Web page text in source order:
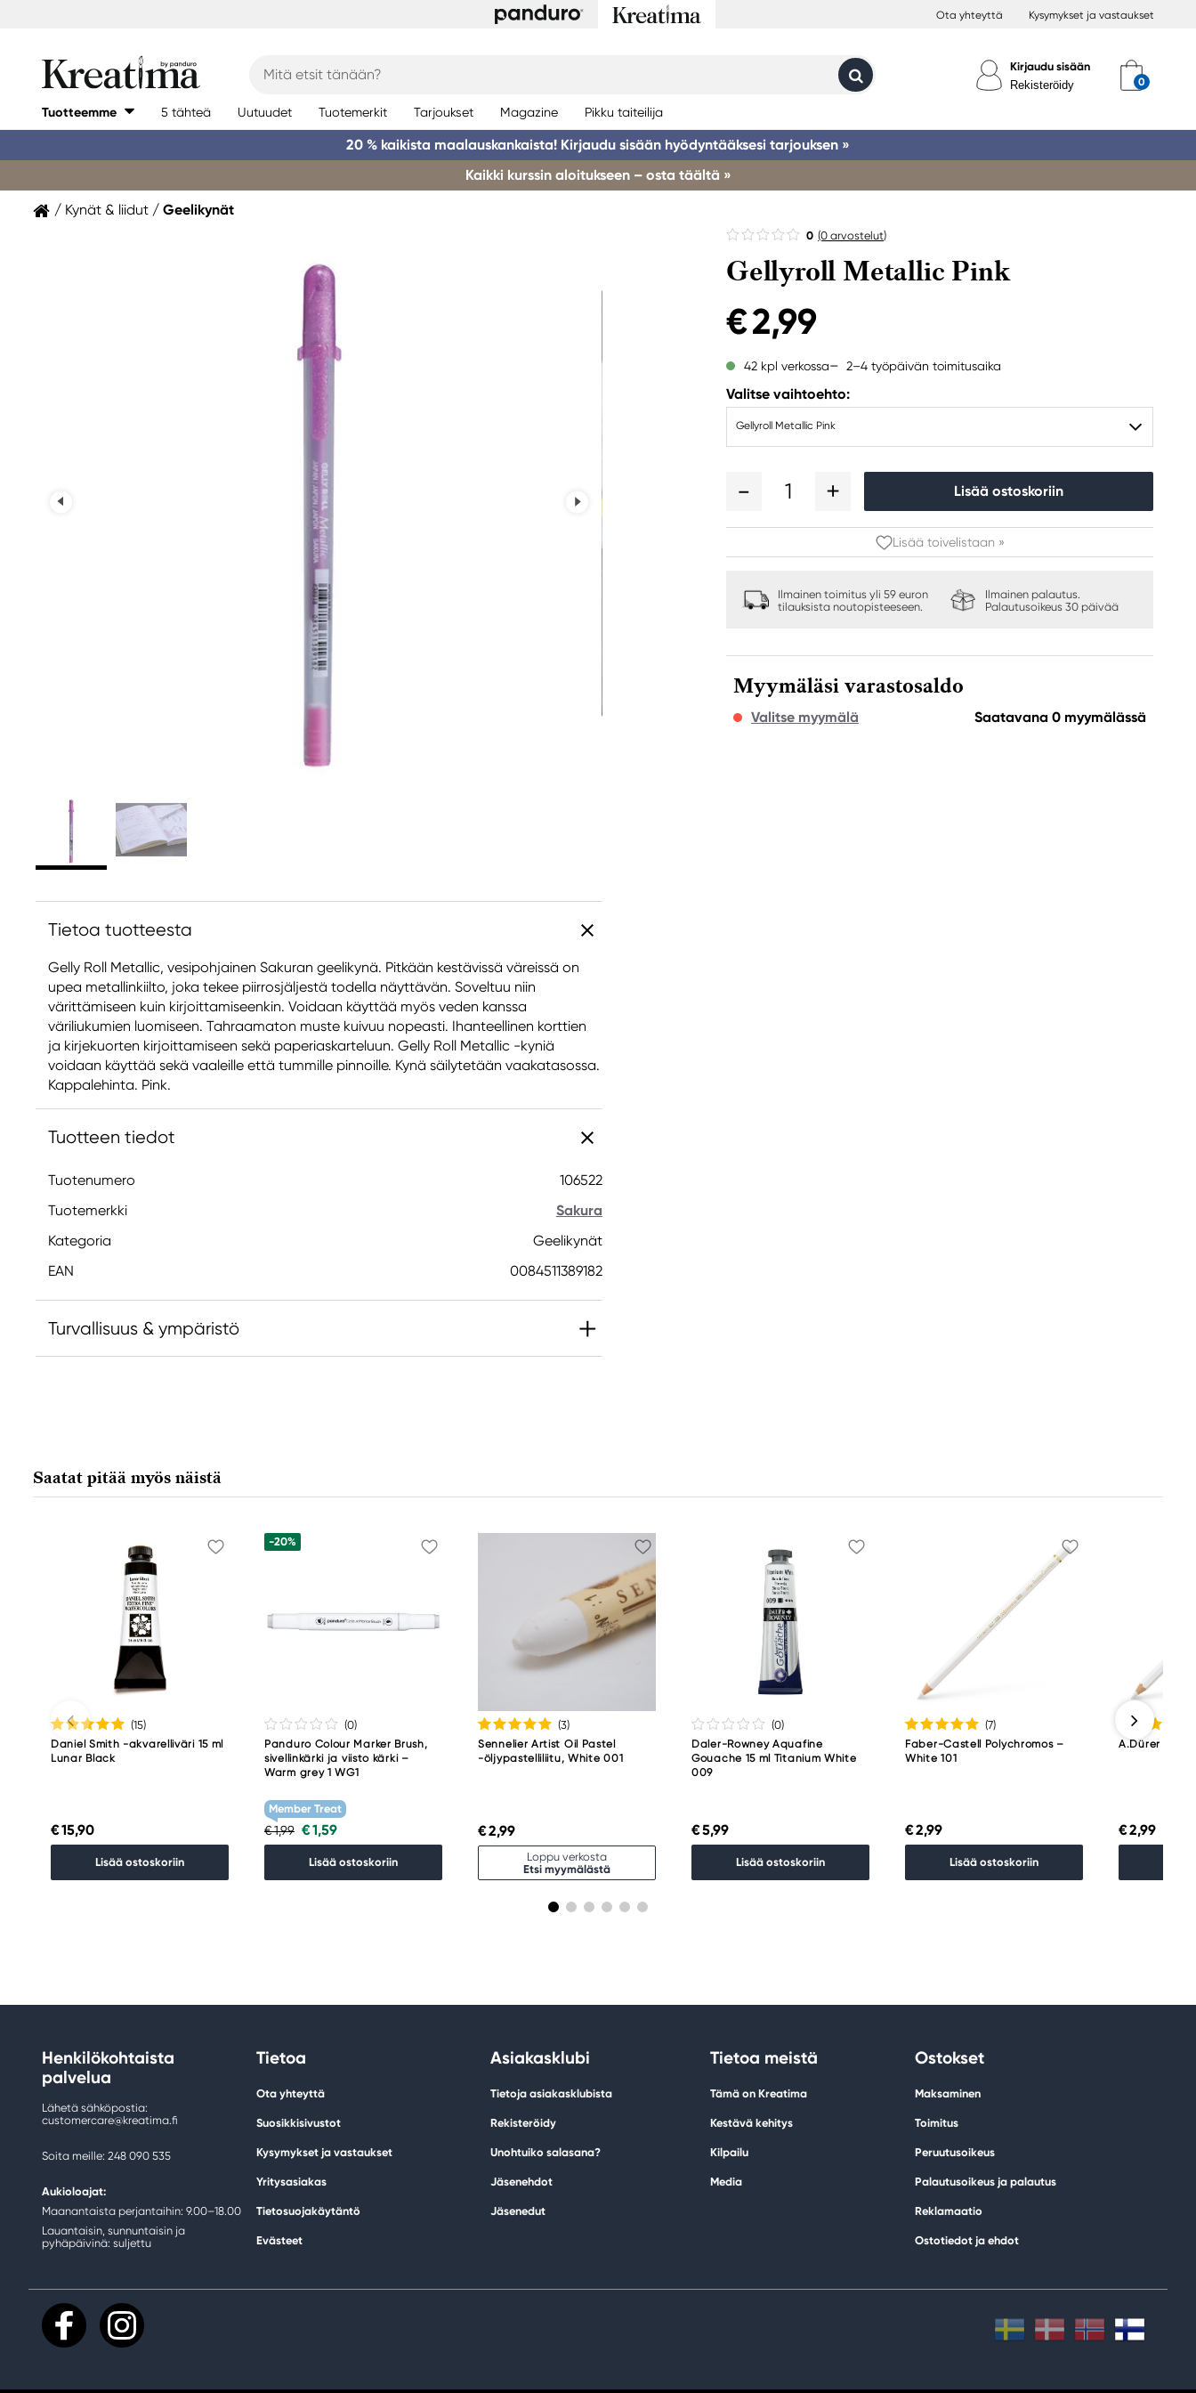
Ota yhteyttä Kysymykset ja vastaukset
Kirjaudu sisään
Rekisteröidy
Tuotteemme 5 tähteä Uutuudet Tuotemerkit Tarjoukset Magazine Pikku taiteilija
20 % kaikista maalauskankaista! Kirjaudu sisään hyödyntääksesi tarjouksen »
Kaikki kurssin aloitukseen – osta täältä »
Kynät & liidut Geelikynät
0 (0 arvostelut)
Gellyroll Metallic Pink
€ 2,99
42 kpl verkossa 2–4 työpäivän toimitusaika
Valitse vaihtoehto:
Gellyroll Metallic Pink
1 Lisää ostoskoriin
Lisää toivelistaan »
Ilmainen toimitus yli 59 euron
tilauksista noutopisteeseen.
Ilmainen palautus.
Palautusoikeus 30 päivää
Myymäläsi varastosaldo
Valitse myymälä Saatavana 0 myymälässä
Tietoa tuotteesta
Gelly Roll Metallic, vesipohjainen Sakuran geelikynä. Pitkään kestävissä väreissä on
upea metallinkiilto, joka tekee piirrosjäljestä todella näyttävän. Soveltuu niin
värittämiseen kuin kirjoittamiseenkin. Voidaan käyttää myös veden kanssa
väriliukumien luomiseen. Tahraamaton muste kuivuu nopeasti. Ihanteellinen korttien
ja kirjekuorten kirjoittamiseen sekä paperiaskarteluun. Gelly Roll Metallic -kyniä
voidaan käyttää sekä vaaleille että tummille pinnoille. Kynä säilytetään vaakatasossa.
Kappalehinta. Pink.
Tuotteen tiedot
Tuotenumero
106522
Tuotemerkki
Sakura
Kategoria
Geelikynät
EAN
0084511389182
Turvallisuus & ympäristö
7311 PD Apeldoorn, Netherlands
info@royaltalens.com
Saatat pitää myös näistä
(15)
Daniel Smith -akvarelliväri 15 ml
Lunar Black
€ 15,90
Lisää ostoskoriin
-20%
(0)
Panduro Colour Marker Brush,
sivellinkärki ja viisto kärki –
Warm grey 1 WG1
Member Treat
€ 1,99 € 1,59
Lisää ostoskoriin
(3)
Sennelier Artist Oil Pastel
-öljypastelliliitu, White 001
€ 2,99
Loppu verkosta
Etsi myymälästä
(0)
Daler-Rowney Aquafine
Gouache 15 ml Titanium White
009
€ 5,99
Lisää ostoskoriin
(7)
Faber-Castell Polychromos –
White 101
€ 2,99
Lisää ostoskoriin
A.Dürer
€ 2,99
Henkilökohtaista
palvelua
Lähetä sähköpostia:
customercare@kreatima.fi
Soita meille: 248 090 535
Aukioloajat:
Maanantaista perjantaihin: 9.00–18.00
Lauantaisin, sunnuntaisin ja
pyhäpäivinä: suljettu
Tietoa
Ota yhteyttä
Suosikkisivustot
Kysymykset ja vastaukset
Yritysasiakas
Tietosuojakäytäntö
Evästeet
Asiakasklubi
Tietoja asiakasklubista
Rekisteröidy
Unohtuiko salasana?
Jäsenehdot
Jäsenedut
Tietoa meistä
Tämä on Kreatima
Kestävä kehitys
Kilpailu
Media
Ostokset
Maksaminen
Toimitus
Peruutusoikeus
Palautusoikeus ja palautus
Reklamaatio
Ostotiedot ja ehdot